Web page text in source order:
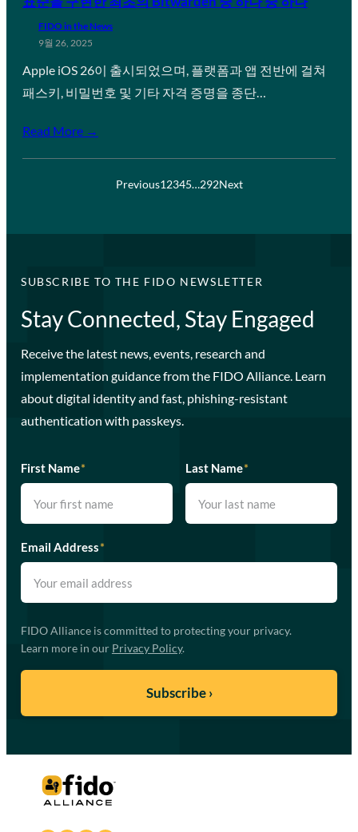
FIDO in the News
9월 26, 2025
Apple iOS 26이 출시되었으며, 플랫폼과 앱 전반에 걸쳐
패스키, 비밀번호 및 기타 자격 증명을 종단…
Read More →
Previous12345…292Next
SUBSCRIBE TO THE FIDO NEWSLETTER
Stay Connected, Stay Engaged
Receive the latest news, events, research and
implementation guidance from the FIDO Alliance. Learn
about digital identity and fast, phishing-resistant
authentication with passkeys.
First Name* Last Name*
Email Address*
FIDO Alliance is committed to protecting your privacy.
Learn more in our Privacy Policy.